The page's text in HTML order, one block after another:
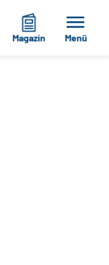
Magazin Menü